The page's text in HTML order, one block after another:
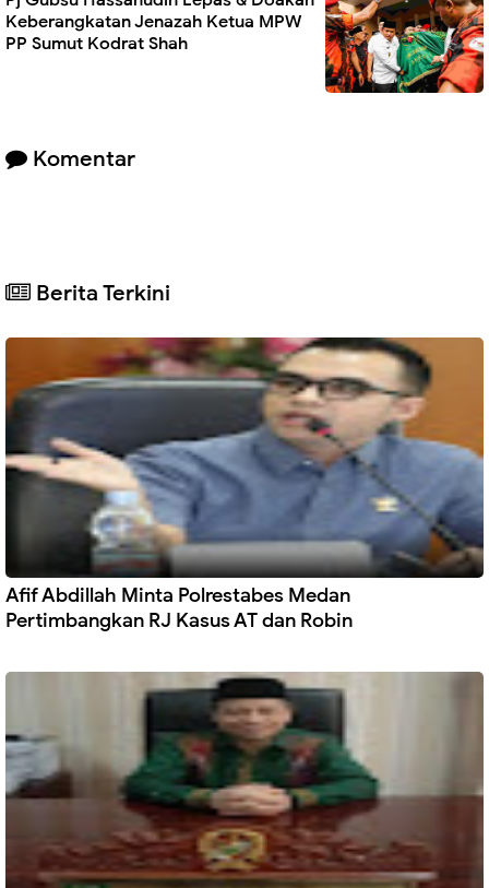
Keberangkatan Jenazah Ketua MPW
PP Sumut Kodrat Shah
Komentar
Berita Terkini
Afif Abdillah Minta Polrestabes Medan
Pertimbangkan RJ Kasus AT dan Robin